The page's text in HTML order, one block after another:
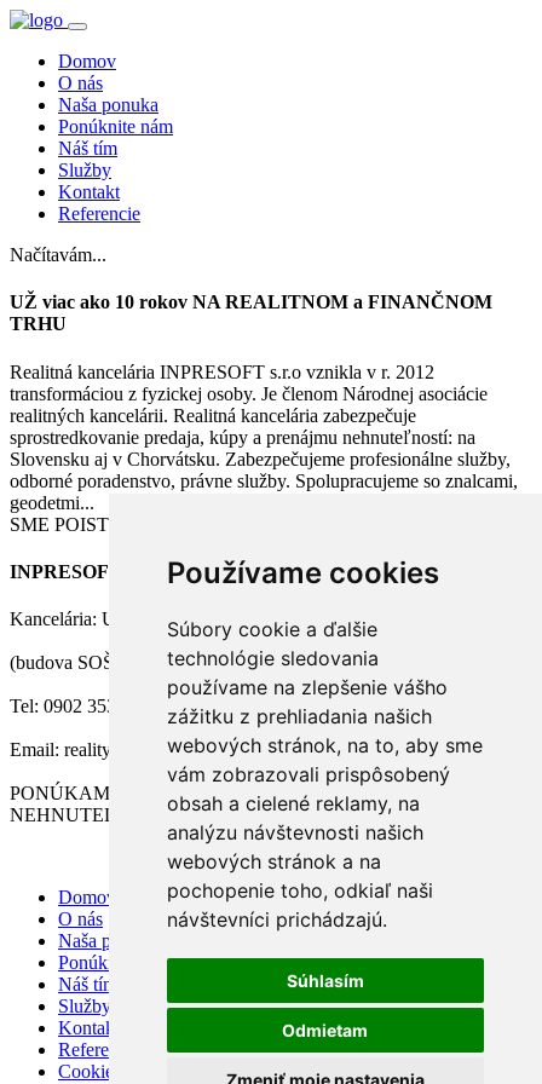
Používame cookies
Súbory cookie a ďalšie
technológie sledovania
používame na zlepšenie vášho
zážitku z prehliadania našich
webových stránok, na to, aby sme
vám zobrazovali prispôsobený
obsah a cielené reklamy, na
analýzu návštevnosti našich
webových stránok a na
pochopenie toho, odkiaľ naši
návštevníci prichádzajú.
Súhlasím
Odmietam
Zmeniť moje nastavenia
Domov
O nás
Naša ponuka
Ponúknite nám
Náš tím
Služby
Kontakt
Referencie
Načítavám...
UŽ viac ako 10 rokov NA REALITNOM a FINANČNOM
TRHU
Realitná kancelária INPRESOFT s.r.o vznikla v r. 2012
transformáciou z fyzickej osoby. Je členom Národnej asociácie
realitných kancelárii. Realitná kancelária zabezpečuje
sprostredkovanie predaja, kúpy a prenájmu nehnuteľností: na
Slovensku aj v Chorvátsku. Zabezpečujeme profesionálne služby,
odborné poradenstvo, právne služby. Spolupracujeme so znalcami,
geodetmi...
SME POISTENÍ V ALLIANZ poisťovni za zodpovednosť.
INPRESOFT, s.r.o.
Kancelária: Ul. 1. mája 22, Zlaté Moravce
(budova SOŠ Technickej, 2. poschodie)
Tel: 0902 353 256
Email: reality@inpresoft.eu
PONÚKAME PRE NAŠICH KLIENTOV 3D VIZUALIZÁCIU
NEHNUTELNOSTÍ
Domov
O nás
Naša ponuka
Ponúknite nám
Náš tím
Služby
Kontakt
Referencie
Cookies